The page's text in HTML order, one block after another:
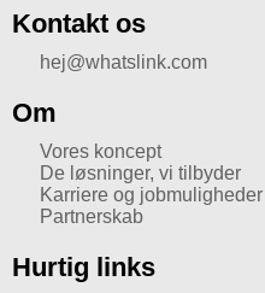
Kontakt os
hej@whatslink.com
Om
Vores koncept
De løsninger, vi tilbyder
Karriere og jobmuligheder
Partnerskab
Hurtig links